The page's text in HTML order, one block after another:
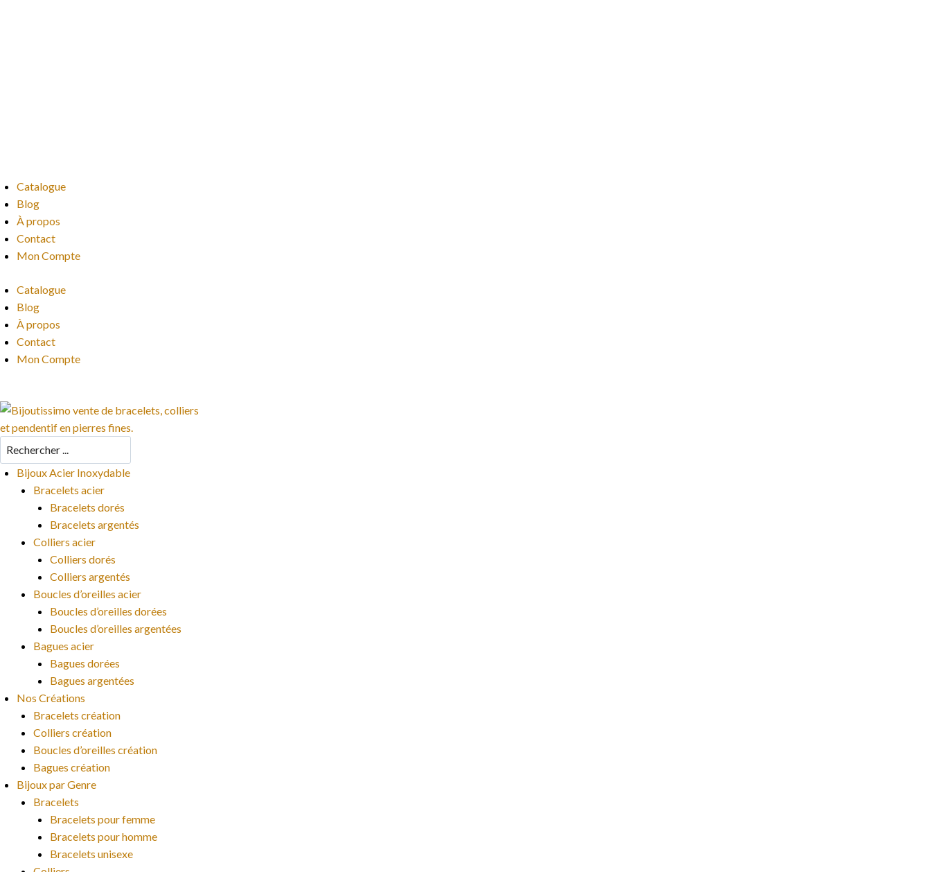
Catalogue
Blog
À propos
Contact
Mon Compte
Catalogue
Blog
À propos
Contact
Mon Compte
Bijoux Acier Inoxydable
Bracelets acier
Bracelets dorés
Bracelets argentés
Colliers acier
Colliers dorés
Colliers argentés
Boucles d’oreilles acier
Boucles d’oreilles dorées
Boucles d’oreilles argentées
Bagues acier
Bagues dorées
Bagues argentées
Nos Créations
Bracelets création
Colliers création
Boucles d’oreilles création
Bagues création
Bijoux par Genre
Bracelets
Bracelets pour femme
Bracelets pour homme
Bracelets unisexe